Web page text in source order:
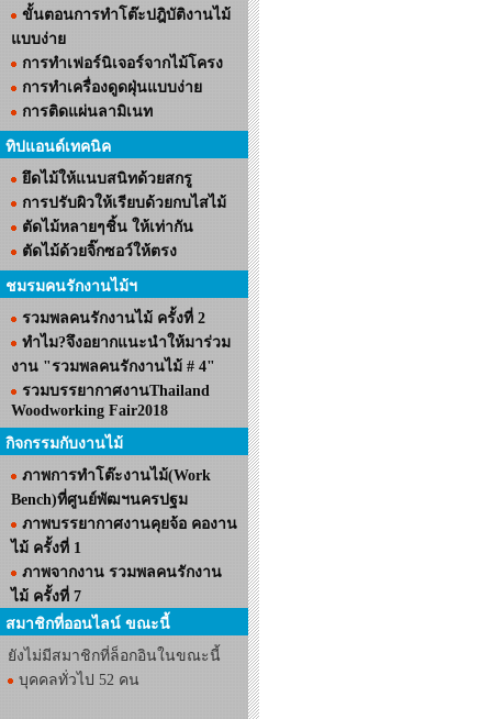
ขั้นตอนการทำโต๊ะปฎิบัติงานไม้
แบบง่าย
การทำเฟอร์นิเจอร์จากไม้โครง
การทำเครื่องดูดฝุ่นแบบง่าย
การติดแผ่นลามิเนท
ทิปแอนด์เทคนิค
ยึดไม้ให้แนบสนิทด้วยสกรู
การปรับผิวให้เรียบด้วยกบไสไม้
ตัดไม้หลายๆชิ้น ให้เท่ากัน
ตัดไม้ด้วยจิ๊กซอว์ให้ตรง
ชมรมคนรักงานไม้ฯ
รวมพลคนรักงานไม้ ครั้งที่ 2
ทำไม?จึงอยากแนะนำให้มาร่วม
งาน "รวมพลคนรักงานไม้ # 4"
รวมบรรยากาศงานThailand
Woodworking Fair2018
กิจกรรมกับงานไม้
ภาพการทำโต๊ะงานไม้(Work
Bench)ที่ศูนย์พัฒฯนครปฐม
ภาพบรรยากาศงานคุยจ้อ คองาน
ไม้ ครั้งที่ 1
ภาพจากงาน รวมพลคนรักงาน
ไม้ ครั้งที่ 7
สมาชิกที่ออนไลน์ ขณะนี้
ยังไม่มีสมาชิกที่ล็อกอินในขณะนี้
บุคคลทั่วไป 52 คน